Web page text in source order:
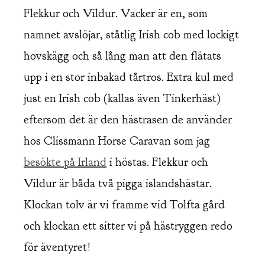
Flekkur och Vildur. Vacker är en, som
namnet avslöjar, ståtlig Irish cob med lockigt
hovskägg och så lång man att den flätats
upp i en stor inbakad tårtros. Extra kul med
just en Irish cob (kallas även Tinkerhäst)
eftersom det är den hästrasen de använder
hos Clissmann Horse Caravan som jag
besökte på Irland i höstas. Flekkur och
Vildur är båda två pigga islandshästar.
Klockan tolv är vi framme vid Tolfta gård
och klockan ett sitter vi på hästryggen redo
för äventyret!